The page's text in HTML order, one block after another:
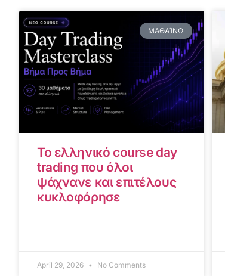
ΜΑΘΑΊΝΩ
Το ελληνικό course day
trading που όλοι
ψάχνανε και επιτέλους
κυκλοφόρησε
April 29, 2026 No Comments